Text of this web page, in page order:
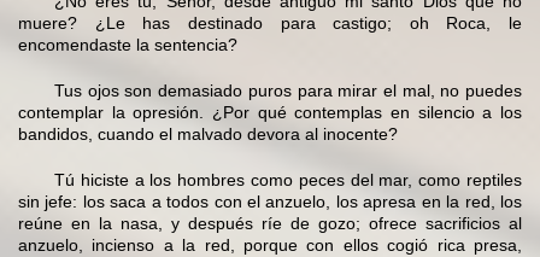
muere? ¿Le has destinado para castigo; oh Roca, le
encomendaste la sentencia?
Tus ojos son demasiado puros para mirar el mal, no puedes
contemplar la opresión. ¿Por qué contemplas en silencio a los
bandidos, cuando el malvado devora al inocente?
Tú hiciste a los hombres como peces del mar, como reptiles
sin jefe: los saca a todos con el anzuelo, los apresa en la red, los
reúne en la nasa, y después ríe de gozo; ofrece sacrificios al
anzuelo, incienso a la red, porque con ellos cogió rica presa,